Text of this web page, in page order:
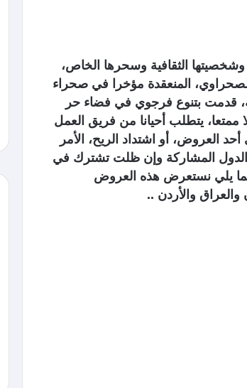
وشخصيتها الثقافية وسحرها الخاص،
المنعقدة مؤخرا في صحراء
قدمت بتنوع فرجوي في فضاء حر
ممتعا، يتطلب أحيانا من فريق العمل
أو اشتداد الريح، الأمر
الدول المشاركة وإن ظلت تشترك في
يلي نستعرض هذه العروض
والأردن ..